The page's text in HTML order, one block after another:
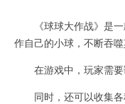
《球球大作战》是一
作自己的小球，不断吞
在游戏中，玩家需要
同时，还可以收集各